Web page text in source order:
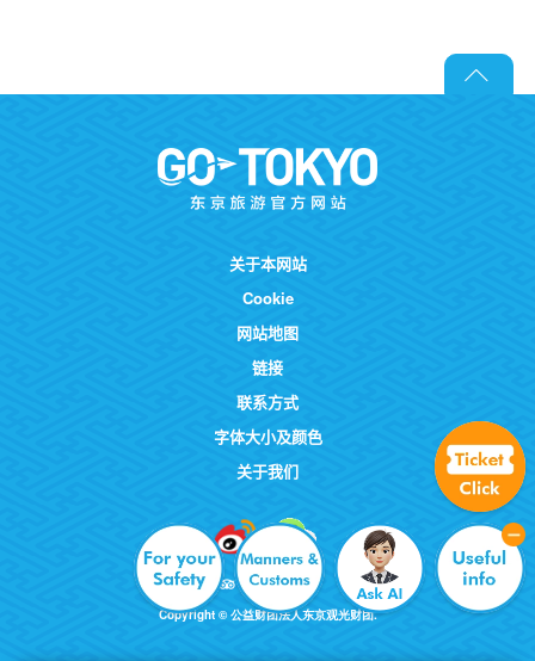
关于本网站
Cookie
网站地图
链接
联系方式
字体大小及颜色
关于我们
Copyright © 公益财团法人东京观光财团.